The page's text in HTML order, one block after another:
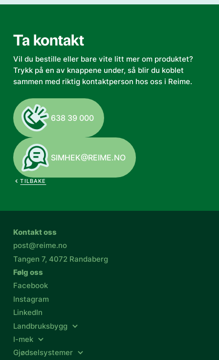
5m 650ø/mm 540/min
7m 540/min
9m 650ø/mm 540/min 5 stk
Ta kontakt
Vil du bestille eller bare vite litt mer om produktet?
Trykk på en av knappene under, så blir du koblet
sammen med riktig kontaktperson hos oss i Reime.
638 39 000
SIMHEK@REIME.NO
TILBAKE
Kontakt oss
post@reime.no
Tangen 7, 4072 Randaberg
Følg oss
Facebook
Instagram
LinkedIn
Landbruksbygg
I-mek
Gjødselsystemer